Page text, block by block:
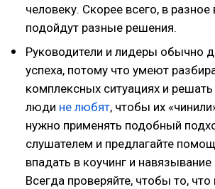
человеку. Скорее всего, в
подойдут разные решения.
Руководители и лидеры обычно
успеха, потому что умеют
комплексных ситуациях и
люди не любят, чтобы их
нужно применять подобный
слушателем и предлагайте
впадать в коучинг и
Всегда проверяйте, чтобы то,